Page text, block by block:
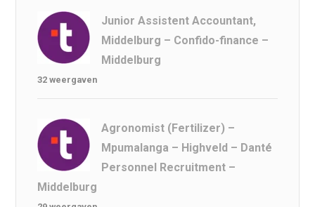
Junior Assistent Accountant,
Middelburg – Confido-finance –
Middelburg
32 weergaven
Agronomist (Fertilizer) –
Mpumalanga – Highveld – Danté
Personnel Recruitment –
Middelburg